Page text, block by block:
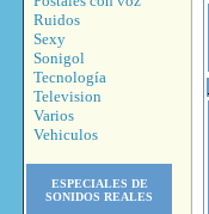
Ruidos
Sexy
Sonigol
Tecnología
Television
Varios
Vehiculos
ESPECIALES DE
SONIDOS REALES